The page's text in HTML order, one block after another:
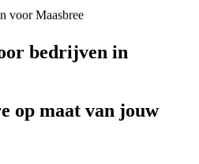
bedrijven in
op maat van jouw